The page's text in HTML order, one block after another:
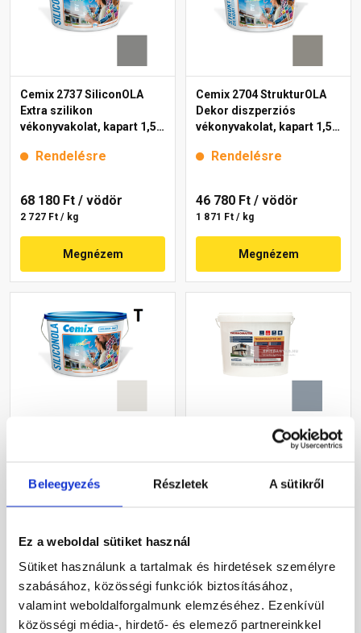
Beleegyezés Részletek A sütikről
Ez a weboldal sütiket használ
Sütiket használunk a tartalmak és hirdetések személyre
szabásához, közösségi funkciók biztosításához,
valamint weboldalforgalmunk elemzéséhez. Ezenkívül
közösségi média-, hirdető- és elemező partnereinkkel
Cemix 2737 SiliconOLA
Extra szilikon
vékonyvakolat, kapart 1,5
Rendelésre
68 180 Ft / vödör
2 727 Ft / kg
Megnézem
Cemix 2704 StrukturOLA
Dekor diszperziós
vékonyvakolat, kapart 1,5
Rendelésre
46 780 Ft / vödör
1 871 Ft / kg
Megnézem
25 kg
44 920 Ft/ vödör
1 797 Ft / kg
Megnézem
mm 50-D 25 kg
1 631 Ft / kg
Megnézem